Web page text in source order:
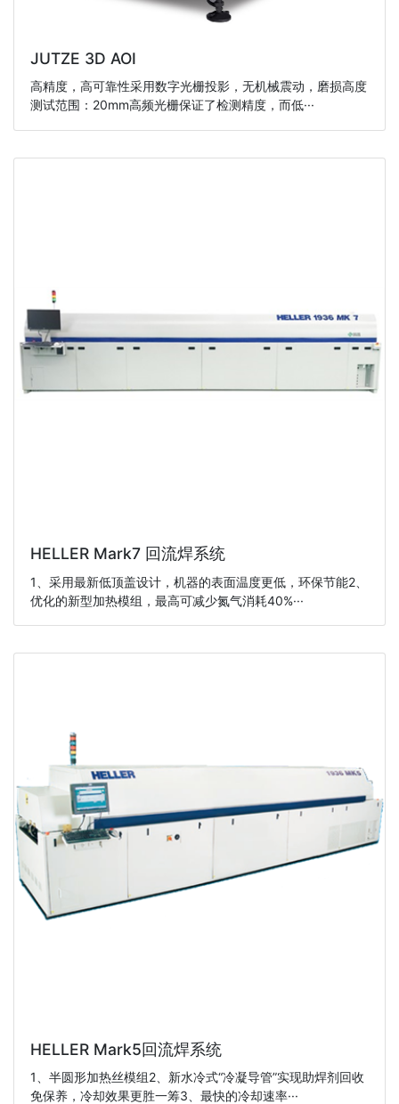
JUTZE 3D AOI
高精度，高可靠性采用数字光栅投影，无机械震动，磨损高度
测试范围：20mm高频光栅保证了检测精度，而低···
HELLER Mark7 回流焊系统
1、采用最新低顶盖设计，机器的表面温度更低，环保节能2、
优化的新型加热模组，最高可减少氮气消耗40%···
HELLER Mark5回流焊系统
1、半圆形加热丝模组2、新水冷式“冷凝导管”实现助焊剂回收
免保养，冷却效果更胜一筹3、最快的冷却速率···